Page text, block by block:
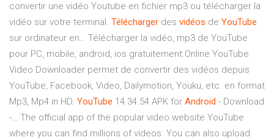
convertir une vidéo Youtube en fichier mp3 ou télécharger la
vidéo sur votre terminal. Télécharger des vidéos de YouTube
sur ordinateur en… Télécharger la vidéo, mp3 de YouTube
pour PC, mobile, android, ios gratuitement.Online YouTube
Video Downloader permet de convertir des vidéos depuis
YouTube, Facebook, Video, Dailymotion, Youku, etc. en format
Mp3, Mp4 in HD. YouTube 14.34.54 APK for Android - Download
-… The official app of the popular video website YouTube
where you can find millions of videos. You can also upload